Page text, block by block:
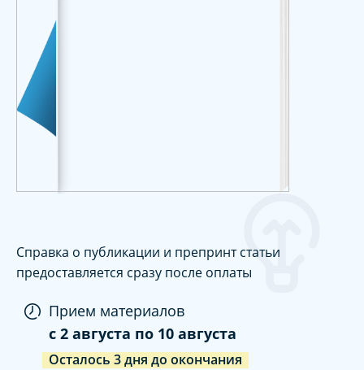
Справка о публикации и препринт статьи
предоставляется сразу после оплаты
Прием материалов
c 2 августа по 10 августа
Осталось 3дня до окончания